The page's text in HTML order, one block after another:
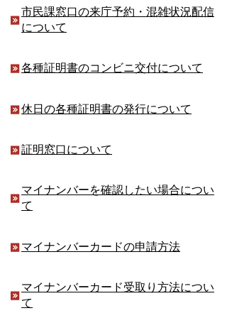
市民課窓口の来庁予約・混雑状況配信
について
各種証明書のコンビニ交付について
休日の各種証明書の発行について
証明窓口について
マイナンバーを確認したい場合につい
て
マイナンバーカードの申請方法
マイナンバーカード受取り方法につい
て